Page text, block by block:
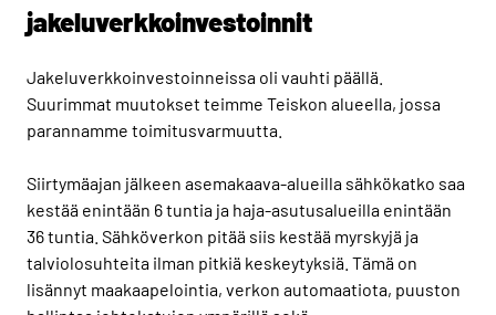
jakeluverkkoinvestoinnit
Jakeluverkkoinvestoinneissa oli vauhti päällä.
Suurimmat muutokset teimme Teiskon alueella, jossa
parannamme toimitusvarmuutta.
Siirtymäajan jälkeen asemakaava-alueilla sähkökatko saa
kestää enintään 6 tuntia ja haja-asutusalueilla enintään
36 tuntia. Sähköverkon pitää siis kestää myrskyjä ja
talviolosuhteita ilman pitkiä keskeytyksiä. Tämä on
lisännyt maakaapelointia, verkon automaatiota, puuston